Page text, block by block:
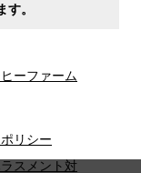
。
ーファーム
リシー
スメント対